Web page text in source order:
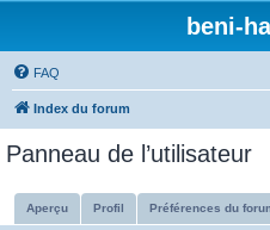
beni-
FAQ
Index du forum
Panneau de l’utilisateur
Aperçu Profil Préférences du